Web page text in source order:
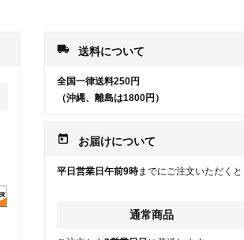
local_shipping 送料について
全国一律送料250円
（沖縄、離島は1800円）
today お届けについて
平日営業日午前9時までにご注文いただくと
通常商品